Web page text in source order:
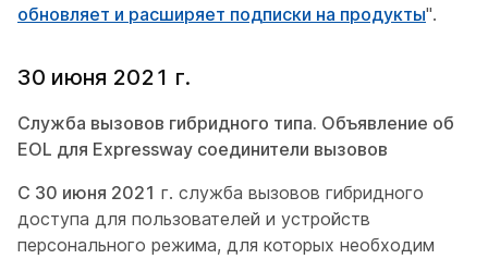
обновляет и расширяет подписки на продукты".
30 июня 2021 г.
Служба вызовов гибридного типа. Объявление об
EOL для Expressway соединители вызовов
С 30 июня 2021 г. служба вызовов гибридного
доступа для пользователей и устройств
персонального режима, для которых необходим